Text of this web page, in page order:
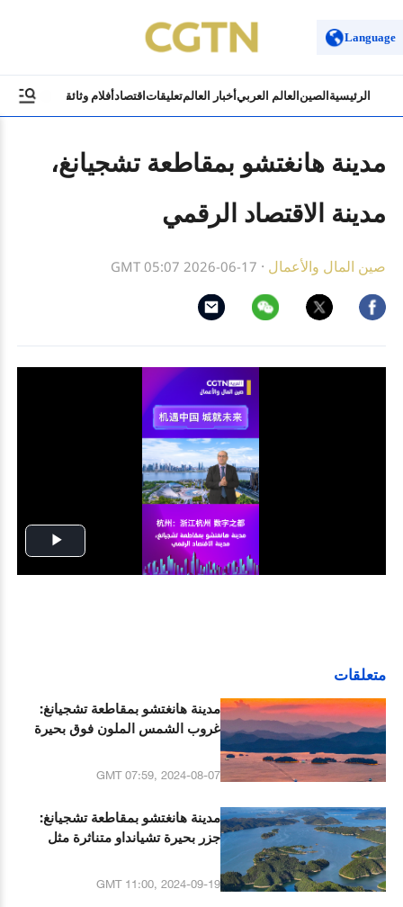
Language
الرئيسية الصين العالم العربيأخبار العالمتعليقات اقتصادأفلام وثائقية ثقافة
مدينة هانغتشو بمقاطعة تشجيانغ،
مدينة الاقتصاد الرقمي
صين المال والأعمال ·
GMT 05:07 2026-06-17
Play
متعلقات
مدينة هانغتشو بمقاطعة تشجيانغ:
غروب الشمس الملون فوق بحيرة
GMT 07:59, 2024-08-07
مدينة هانغتشو بمقاطعة تشجيانغ:
جزر بحيرة تشيانداو متناثرة مثل
GMT 11:00, 2024-09-19